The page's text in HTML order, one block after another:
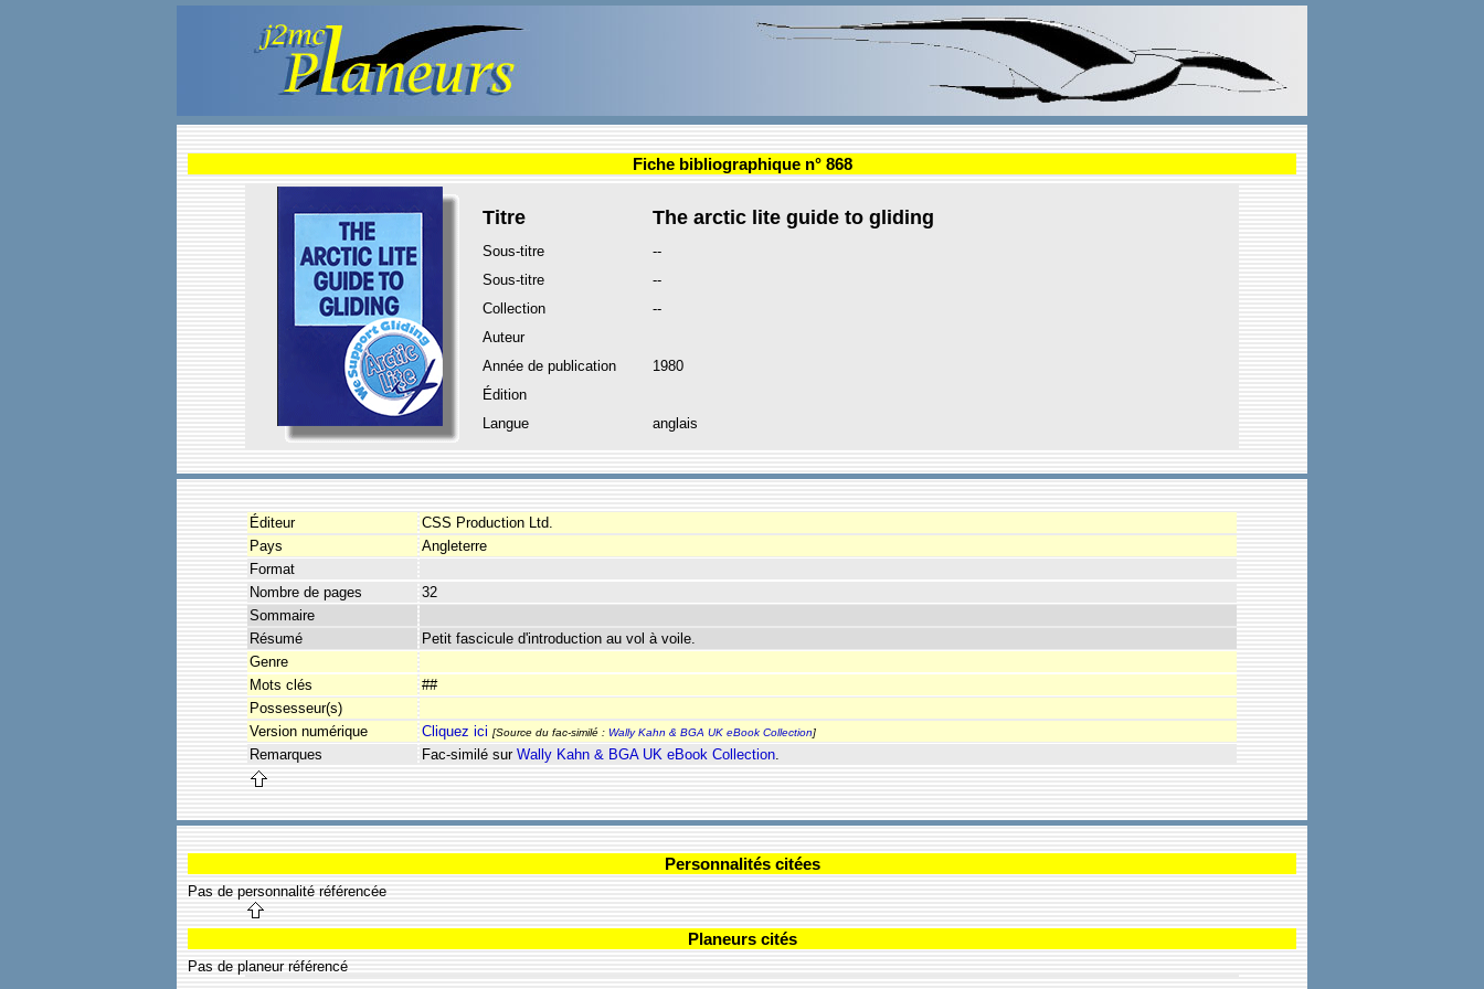
Fiche bibliographique n° 868
Titre The arctic lite guide to gliding
Sous-titre
--
Sous-titre
--
Collection
--
Auteur
Année de publication
1980
Édition
Langue
anglais
Éditeur
CSS Production Ltd.
Pays
Angleterre
Format
Nombre de pages
32
Sommaire
Résumé
Petit fascicule d'introduction au vol à voile.
Genre
Mots clés
##
Possesseur(s)
Version numérique
Cliquez ici [Source du fac-similé : Wally Kahn & BGA UK eBook Collection]
Remarques Fac-similé sur Wally Kahn & BGA UK eBook Collection
Personnalités citées
Pas de personnalité référencée
Planeurs cités
Pas de planeur référencé